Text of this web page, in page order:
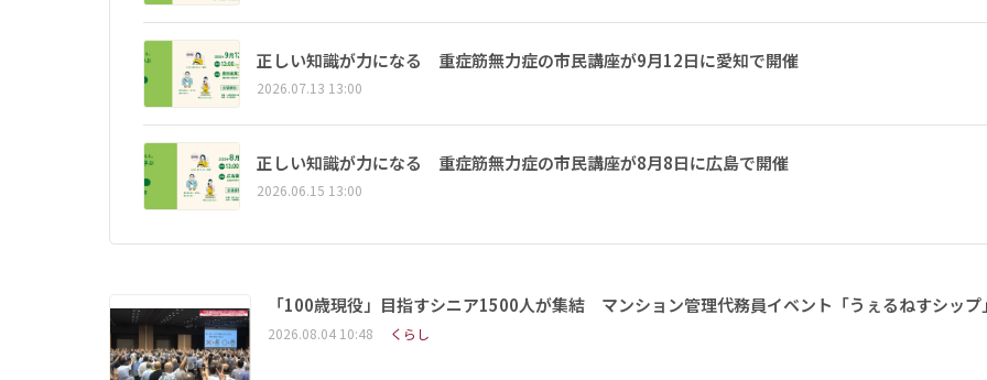
正しい知識が力になる 重症筋無力症の市民講座が9月12日に愛知で開催
2026.07.13 13:00
正しい知識が力になる 重症筋無力症の市民講座が8月8日に広島で開催
2026.06.15 13:00
「100歳現役」目指すシニア1500人が集結 マンション管理代務員イベント「うぇるねすシップ
2026.08.04 10:48 くらし